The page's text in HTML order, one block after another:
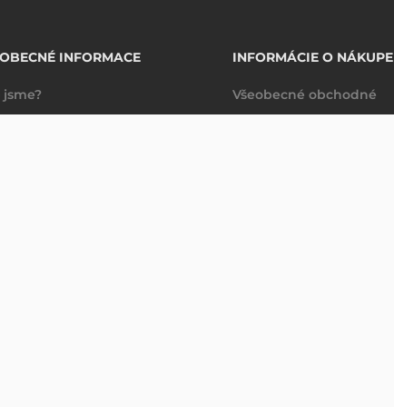
INFORMACE
jsme?
INFORMÁCIE O NÁKUPE
Všeobecné obchodné